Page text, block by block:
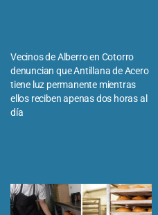
Vecinos de Alberro en Cotorro
denuncian que Antillana de Acero
tiene luz permanente mientras
ellos reciben apenas dos horas al
día